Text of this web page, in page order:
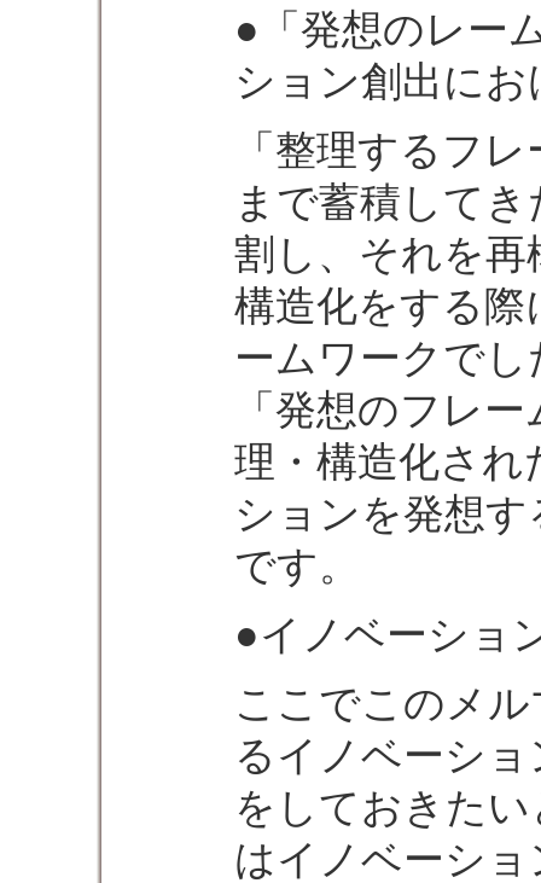
●「発想のレー
ション創出に
「整理するフ
まで蓄積して
割し、それを再
構造化をする
ームワークで
「発想のフレ
理・構造化され
ションを発想
です。
●イノベーショ
ここでこのメ
るイノベーシ
をしておきた
はイノベーショ